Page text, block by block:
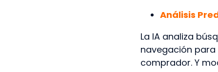
Análisis
La IA analiza
navegación
comprador. Y